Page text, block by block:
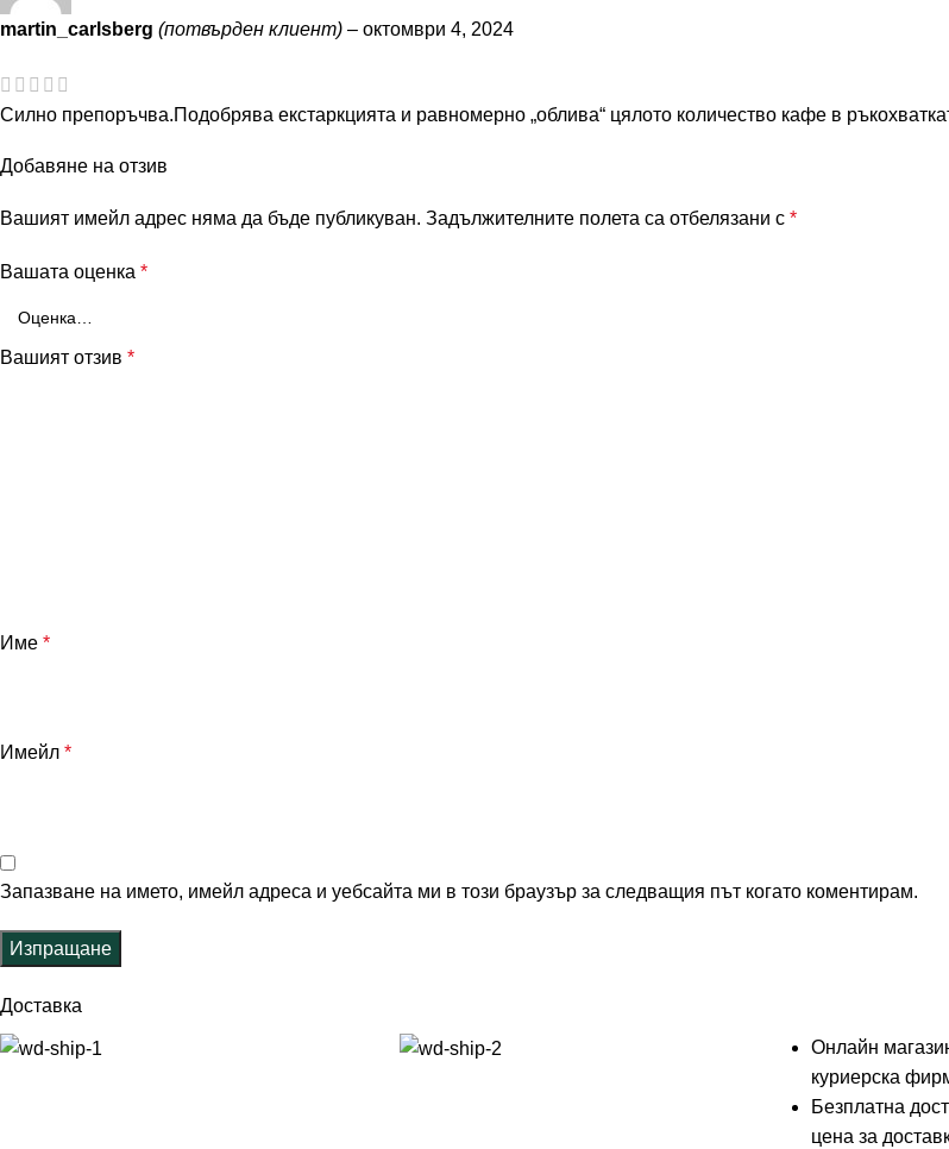
martin_carlsberg (потвърден клиент) – октомври 4, 2024
Силно препоръчва.Подобрява екстаркцията и равномерно „облива“ цялото количество кафе в
Добавяне на отзив
Вашият имейл адрес няма да бъде публикуван. Задължителните полета са отбелязани с *
Вашата оценка *
Вашият отзив *
Име *
Имейл *
Запазване на името, имейл адреса и уебсайта ми в този браузър за следващия път когато коментирам.
Доставка
Онлайн
куриерска
Безплатна
цена за